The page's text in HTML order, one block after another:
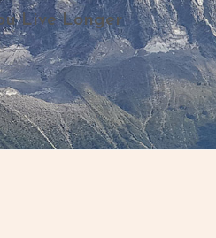
Live Longer